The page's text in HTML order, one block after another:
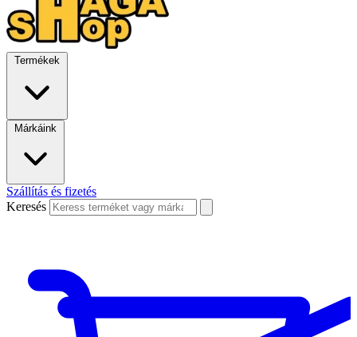
Termékek
Márkáink
Szállítás és fizetés
Keresés